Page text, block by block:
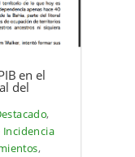
en el
del
,
Incidencia
,